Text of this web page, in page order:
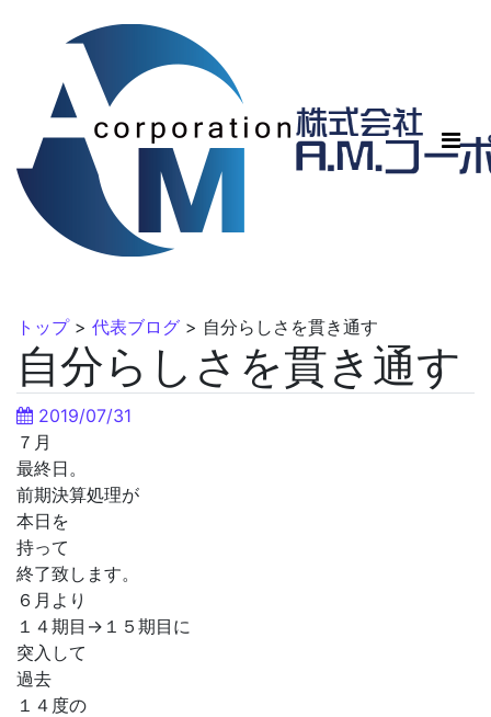
トップ> 代表ブログ > 自分らしさを貫き通す
自分らしさを貫き通す
2019/07/31
７月
最終日。
前期決算処理が
本日を
持って
終了致します。
６月より
１４期目→１５期目に
突入して
過去
１４度の